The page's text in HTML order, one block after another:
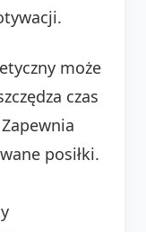
może
czas
posiłki.